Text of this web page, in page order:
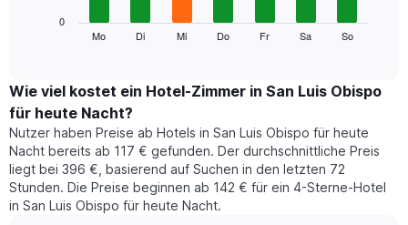
Monate
hat
1
Y-
Achse,
die
den
durchschnittlichen
Zimmerpreis
den
durchschnittlichen
Preis
eines
Zimmers
für
den
jeweiligen
Mo Di Mi Do Fr Sa So
0
Wie viel kostet ein Hotel-Zimmer in San Luis Obispo
für heute Nacht?
Nutzer haben Preise ab Hotels in San Luis Obispo für heute
Nacht bereits ab 117 € gefunden. Der durchschnittliche Preis
liegt bei 396 €, basierend auf Suchen in den letzten 72
Stunden. Die Preise beginnen ab 142 € für ein 4-Sterne-Hotel
in San Luis Obispo für heute Nacht.